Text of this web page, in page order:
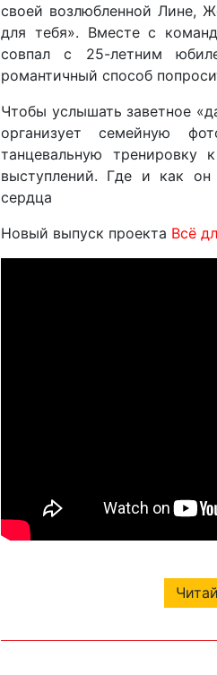
своей возлюбленной Лине,
для тебя». Вместе с
совпал с 25-летним
романтичный способ
Чтобы услышать заветное
организует семейную
танцевальную тренировку
выступлений. Где и как
сердца
Новый выпуск проекта Всё